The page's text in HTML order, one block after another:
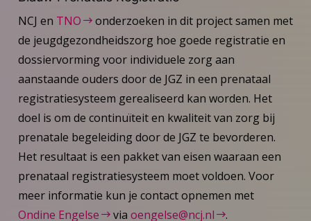
NCJ en TNO
onderzoeken in dit project​ samen met
de jeugdgezondheidszorg ​hoe goede registratie en
dossiervorming voor individuele zorg aan
aanstaande ouders door de JGZ in een prenataal
registratiesysteem gerealiseerd kan worden. Het
doel is om de continuïteit en kwaliteit van zorg bij
prenatale begeleiding door de JGZ te bevorderen.
Het resultaat is een pakket van eisen waaraan een
prenataal registratiesysteem moet voldoen. Voor
meer informatie kun je contact opnemen met
Ondine Engelse
via oengelse@ncj.nl .